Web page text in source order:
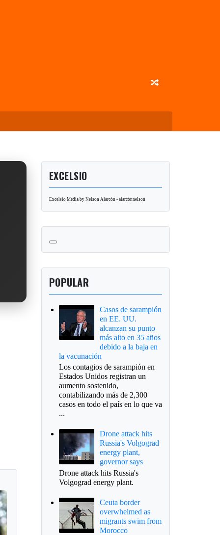
EXCELSIO
Excelsio Media by Nelson Alarcón - alarcónnelson
POPULAR
Casos de sarampión
en EE. UU.
alcanzan su punto
más alto en 35 años
debido a la baja en
la vacunación
Los contagios de sarampión en
Estados Unidos registran un
aumento sostenido,
contabilizando más de 2,300
casos en todo el país en lo que va
...
Drone attack hits
Russia's Volgograd
energy plant,
governor says
Drone attack hits Russia's
Volgograd energy plant.
Ceuta border
overwhelmed as
migrants swim from
Morocco